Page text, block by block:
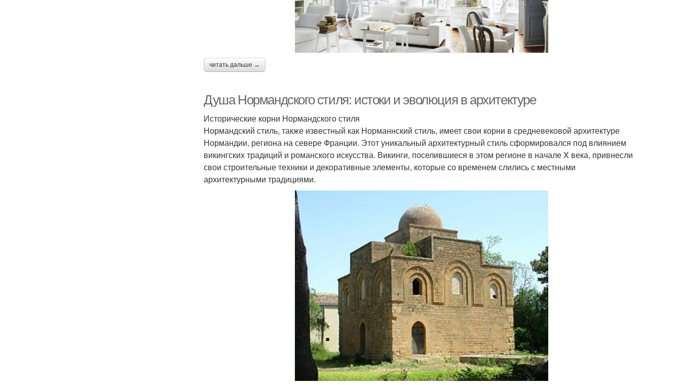
читать дальше →
Душа Нормандского стиля: истоки и эволюция в архитектуре
Исторические корни Нормандского стиля
Нормандский стиль, также известный как Норманнский стиль, имеет свои корни в средневековой архитектуре
Нормандии, региона на севере Франции. Этот уникальный архитектурный стиль сформировался под влиянием
викингских традиций и романского искусства. Викинги, поселившиеся в этом регионе в начале X века, привнесли
свои строительные техники и декоративные элементы, которые со временем слились с местными
архитектурными традициями.